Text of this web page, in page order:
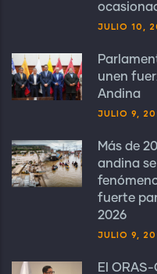
JULIO 10,
unen
Andina
JULIO 9,
Más de
andina
fuerte
2026
JULIO 9,
El